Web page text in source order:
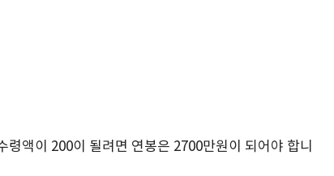
액이 200이 될려면 연봉은 2700만원이 되어야 합니